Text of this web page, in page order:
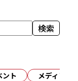
検索
ント メディア